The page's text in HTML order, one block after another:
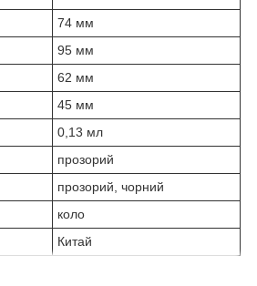
74 мм
95 мм
62 мм
45 мм
0,13 мл
прозорий
прозорий, чорний
коло
Китай